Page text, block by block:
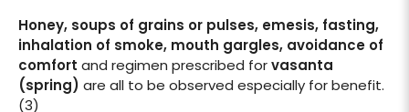
Honey, soups of grains or pulses, emesis, fasting,
inhalation of smoke, mouth gargles, avoidance of
comfort and regimen prescribed forvasanta
(spring) are all to be observed especially for benefit.
(3)